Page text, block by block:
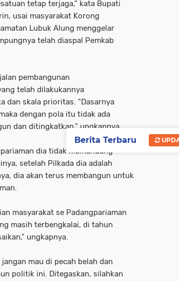
tetap terjaga," kata Bupati
usai masyarakat Korong
Lubuk Alung menggelar
telah diaspal Pemkab
pembangunan
telah dilakukannya
dan skala prioritas. "Dasarnya
dengan pola itu tidak ada
dan ditingkatkan," ungkapnya.
dia tidak memandang
setelah Pilkada dia adalah
dia akan terus membangun untuk
masyarakat se Padangpariaman
masih terbengkalai, di tahun
ungkapnya.
mau di pecah belah dan
politik ini. Ditegaskan, silahkan
Berita Terbaru